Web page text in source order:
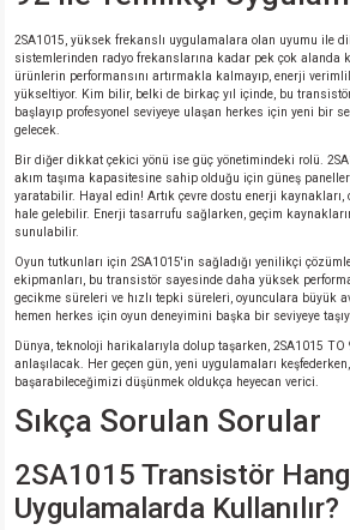
MARKA)
2SA1015, yüksek frekanslı uygulamalara olan uyumu ile
sistemlerinden radyo frekanslarına kadar pek çok alanda
ürünlerin performansını artırmakla kalmayıp, enerji
yükseltiyor. Kim bilir, belki de birkaç yıl içinde, bu
başlayıp profesyonel seviyeye ulaşan herkes için yeni bir
gelecek.
Bir diğer dikkat çekici yönü ise güç yönetimindeki rolü.
akım taşıma kapasitesine sahip olduğu için güneş
yaratabilir. Hayal edin! Artık çevre dostu enerji
hale gelebilir. Enerji tasarrufu sağlarken, geçim
sunulabilir.
Oyun tutkunları için 2SA1015'in sağladığı yenilikçi
ekipmanları, bu transistör sayesinde daha yüksek
gecikme süreleri ve hızlı tepki süreleri, oyunculara büyük
hemen herkes için oyun deneyimini başka bir seviyeye
Dünya, teknoloji harikalarıyla dolup taşarken, 2SA1015
anlaşılacak. Her geçen gün, yeni uygulamaları
başarabileceğimizi düşünmek oldukça heyecan verici.
Sıkça Sorulan Sorular
2SA1015 Transistör
Uygulamalarda Kullanılır?